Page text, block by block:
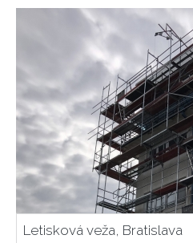
Letisková veža, Bratislava